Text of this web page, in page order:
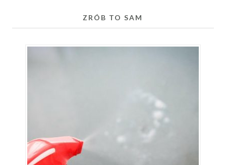
ZRÓB TO SAM